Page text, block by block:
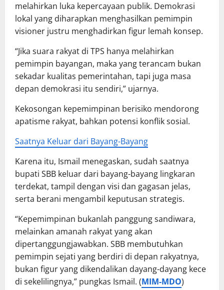
melahirkan luka kepercayaan publik. Demokrasi
lokal yang diharapkan menghasilkan pemimpin
visioner justru menghadirkan figur lemah konsep.
“Jika suara rakyat di TPS hanya melahirkan
pemimpin bayangan, maka yang terancam bukan
sekadar kualitas pemerintahan, tapi juga masa
depan demokrasi itu sendiri,” ujarnya.
Kekosongan kepemimpinan berisiko mendorong
apatisme rakyat, bahkan potensi konflik sosial.
Saatnya Keluar dari Bayang-Bayang
Karena itu, Ismail menegaskan, sudah saatnya
bupati SBB keluar dari bayang-bayang lingkaran
terdekat, tampil dengan visi dan gagasan jelas,
serta berani mengambil keputusan strategis.
“Kepemimpinan bukanlah panggung sandiwara,
melainkan amanah rakyat yang akan
dipertanggungjawabkan. SBB membutuhkan
pemimpin sejati yang berdiri di depan rakyatnya,
bukan figur yang dikendalikan dayang-dayang kece
di sekelilingnya,” pungkas Ismail. (MIM-MDO)